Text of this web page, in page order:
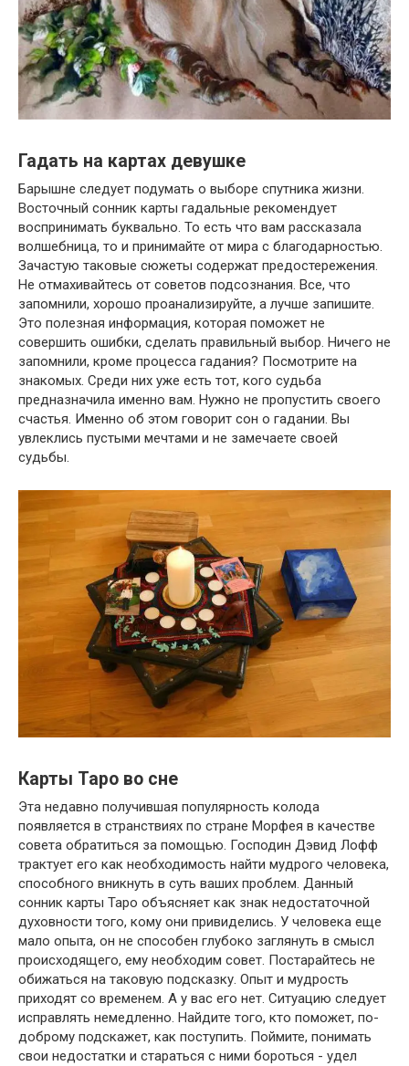
Гадать на картах девушке
Барышне следует подумать о выборе спутника жизни.
Восточный сонник карты гадальные рекомендует
воспринимать буквально. То есть что вам рассказала
волшебница, то и принимайте от мира с благодарностью.
Зачастую таковые сюжеты содержат предостережения.
Не отмахивайтесь от советов подсознания. Все, что
запомнили, хорошо проанализируйте, а лучше запишите.
Это полезная информация, которая поможет не
совершить ошибки, сделать правильный выбор. Ничего не
запомнили, кроме процесса гадания? Посмотрите на
знакомых. Среди них уже есть тот, кого судьба
предназначила именно вам. Нужно не пропустить своего
счастья. Именно об этом говорит сон о гадании. Вы
увлеклись пустыми мечтами и не замечаете своей
судьбы.
Карты Таро во сне
Эта недавно получившая популярность колода
появляется в странствиях по стране Морфея в качестве
совета обратиться за помощью. Господин Дэвид Лофф
трактует его как необходимость найти мудрого человека,
способного вникнуть в суть ваших проблем. Данный
сонник карты Таро объясняет как знак недостаточной
духовности того, кому они привиделись. У человека еще
мало опыта, он не способен глубоко заглянуть в смысл
происходящего, ему необходим совет. Постарайтесь не
обижаться на таковую подсказку. Опыт и мудрость
приходят со временем. А у вас его нет. Ситуацию следует
исправлять немедленно. Найдите того, кто поможет, по-
доброму подскажет, как поступить. Поймите, понимать
свои недостатки и стараться с ними бороться - удел